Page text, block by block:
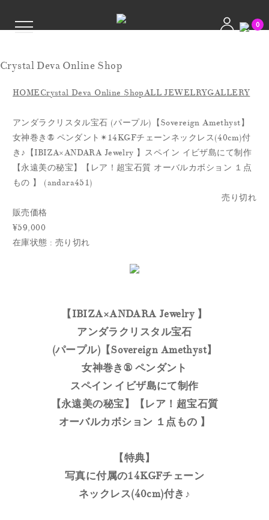
0
Crystal Deva Online Shop
HOMECrystal Deva Online ShopALL JEWELRYGALLERY
アンダラクリスタル宝石 (パープル)【Sovereign Amethyst】
女神巻き® ペンダント✴︎14KGFチェーンネックレス(40cm)付
き♪【IBIZA×ANDARA Jewelry 】スペイン イビザ島にて制作
【永遠美の秘宝】【レア！超宝石質 オーバルカボション １点
もの 】 (andara451)
売り切れ
販売価格
¥59,000
在庫状態 : 売り切れ
【IBIZA×ANDARA Jewelry 】
アンダラクリスタル宝石
(パープル)【Sovereign Amethyst】
女神巻き® ペンダント
スペイン イビザ島にて制作
【永遠美の秘宝】【レア！超宝石質
オーバルカボション １点もの 】
【特典】
写真に付属の14KGFチェーン
ネックレス(40cm)付き♪